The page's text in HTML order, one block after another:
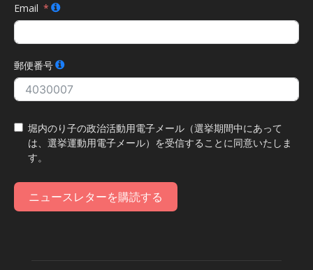
Email
郵便番号
堀内のり子の政治活動用電子メール（選挙期間中にあって
は、選挙運動用電子メール）を受信することに同意いたしま
す。
ニュースレターを購読する